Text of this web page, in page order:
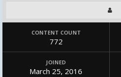
CONTENT COUNT
772
JOINED
March 25, 2016